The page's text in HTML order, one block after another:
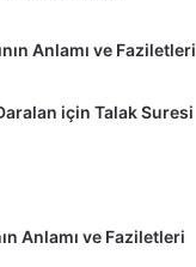
Anlamı ve Faziletleri
Daralan için Talak Suresi
Anlamı ve Faziletleri